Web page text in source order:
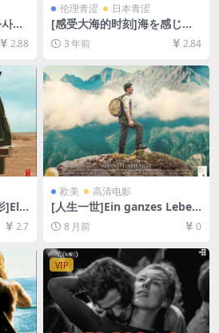
탕
未
字]
2.88
伦理青涩 日本青涩
[感受大海的时刻]海を感じる
時 (2014)[百度网盘+夸克网盘
1080P超清未删减资源][网盘
在线播放/下载][MP4/3.8GB]
[日语中字]
3 年前 2.84
]El
M
雷云
2.7
欧美 高清电影
[人生一世]Ein ganzes Leben
(2023)[百度网盘+夸克网盘10
80P超清未删减资源][网盘在
字幕]
8 月前 0
VIP